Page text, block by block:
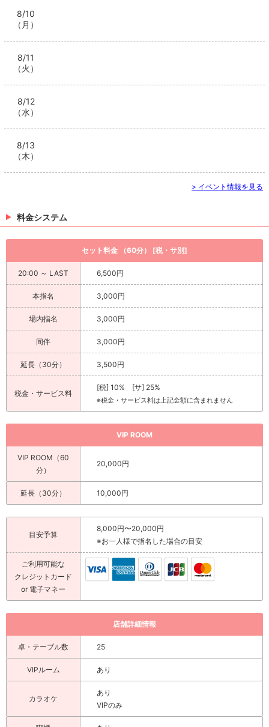
8/10
（月）
8/11
（火）
8/12
（水）
8/13
（木）
> イベント情報を見る
料金システム
セット料金 （60分） [税・サ別]
20:00 ～ LAST 6,500円
本指名 3,000円
場内指名 3,000円
同伴 3,000円
延長（30分） 3,500円
税金・サービス料
[税] 10% [サ] 25%
※税金・サービス料は上記金額に含まれません
VIP ROOM
VIP ROOM（60
分）
20,000円
延長（30分） 10,000円
目安予算
8,000円〜20,000円
※お一人様で指名した場合の目安
ご利用可能な
クレジットカード
or 電子マネー
店舗詳細情報
卓・テーブル数 25
VIPルーム あり
カラオケ
あり
VIPのみ